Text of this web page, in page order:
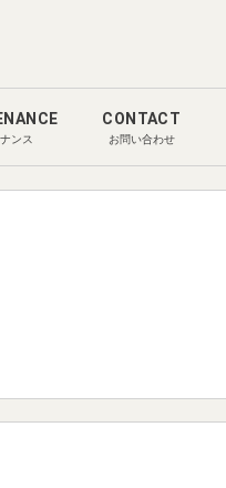
ンス
CONTACT
お問い合わせ